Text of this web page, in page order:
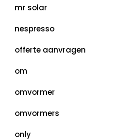
mr solar
nespresso
offerte aanvragen
om
omvormer
omvormers
only